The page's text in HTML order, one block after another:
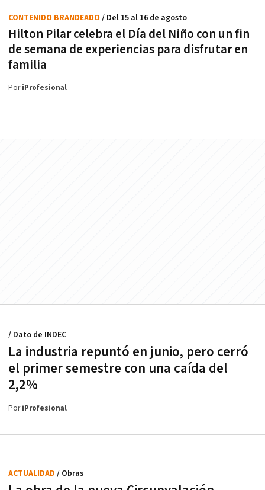
Hilton Pilar celebra el Día del Niño con un fin
de semana de experiencias para disfrutar en
familia
CONTENIDO BRANDEADO / Del 15 al 16 de agosto
PoriProfesional
La industria repuntó en junio, pero cerró
el primer semestre con una caída del
2,2%
/ Dato de INDEC
PoriProfesional
ACTUALIDAD / Obras